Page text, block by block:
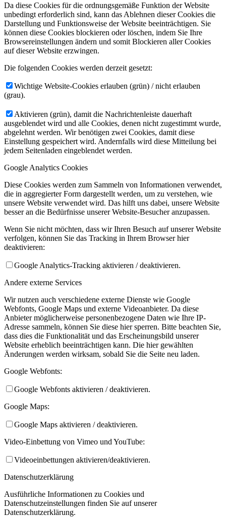
Da diese Cookies für die ordnungsgemäße Funktion der Website
unbedingt erforderlich sind, kann das Ablehnen dieser Cookies die
Darstellung und Funktionsweise der Website beeinträchtigen. Sie
können diese Cookies blockieren oder löschen, indem Sie Ihre
Browsereinstellungen ändern und somit Blockieren aller Cookies
auf dieser Website erzwingen.
Die folgenden Cookies werden derzeit gesetzt:
Wichtige Website-Cookies erlauben (grün) / nicht erlauben
(grau).
Aktivieren (grün), damit die Nachrichtenleiste dauerhaft
ausgeblendet wird und alle Cookies, denen nicht zugestimmt wurde,
abgelehnt werden. Wir benötigen zwei Cookies, damit diese
Einstellung gespeichert wird. Andernfalls wird diese Mitteilung bei
jedem Seitenladen eingeblendet werden.
Google Analytics Cookies
Diese Cookies werden zum Sammeln von Informationen verwendet,
die in aggregierter Form dargestellt werden, um zu verstehen, wie
unsere Website verwendet wird. Das hilft uns dabei, unsere Website
besser an die Bedürfnisse unserer Website-Besucher anzupassen.
Wenn Sie nicht möchten, dass wir Ihren Besuch auf unserer Website
verfolgen, können Sie das Tracking in Ihrem Browser hier
deaktivieren:
Google Analytics-Tracking aktivieren / deaktivieren.
Andere externe Services
Wir nutzen auch verschiedene externe Dienste wie Google
Webfonts, Google Maps und externe Videoanbieter. Da diese
Anbieter möglicherweise personenbezogene Daten wie Ihre IP-
Adresse sammeln, können Sie diese hier sperren. Bitte beachten Sie,
dass dies die Funktionalität und das Erscheinungsbild unserer
Website erheblich beeinträchtigen kann. Die hier gewählten
Änderungen werden wirksam, sobald Sie die Seite neu laden.
Google Webfonts:
Google Webfonts aktivieren / deaktivieren.
Google Maps:
Google Maps aktivieren / deaktivieren.
Video-Einbettung von Vimeo und YouTube:
Videoeinbettungen aktivieren/deaktivieren.
Datenschutzerklärung
Ausführliche Informationen zu Cookies und
Datenschutzeinstellungen finden Sie auf unserer
Datenschutzerklärung.